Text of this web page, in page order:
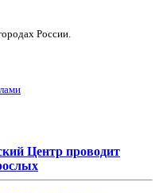
России.
Центр проводит